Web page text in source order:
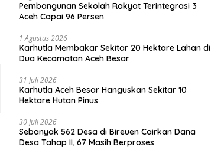
Pembangunan Sekolah Rakyat Terintegrasi 3
Aceh Capai 96 Persen
1 Agustus 2026
Karhutla Membakar Sekitar 20 Hektare Lahan di
Dua Kecamatan Aceh Besar
31 Juli 2026
Karhutla Aceh Besar Hanguskan Sekitar 10
Hektare Hutan Pinus
30 Juli 2026
Sebanyak 562 Desa di Bireuen Cairkan Dana
Desa Tahap II, 67 Masih Berproses